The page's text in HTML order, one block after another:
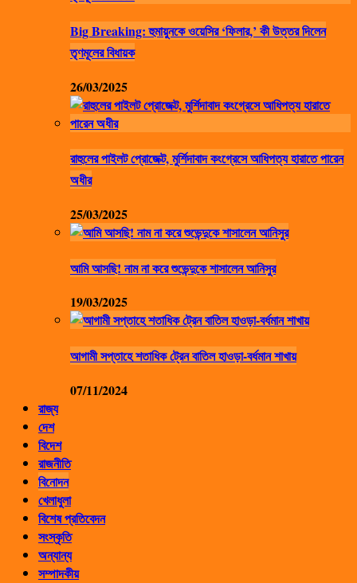
Big Breaking: হুমায়ুনকে ওয়েসির ‘ফিলার,’ কী উত্তর দিলেন
তৃণমূলের বিধায়ক
26/03/2025
রাহুলের পাইলট প্রোজেক্ট, মুর্শিদাবাদ কংগ্রেসে আধিপত্য হারাতে পারেন
অধীর
25/03/2025
আমি আসছি! নাম না করে শুভেন্দুকে শাসালেন আনিসুর
19/03/2025
আগামী সপ্তাহে শতাধিক ট্রেন বাতিল হাওড়া-বর্ধমান শাখায়
07/11/2024
রাজ্য
দেশ
বিদেশ
রাজনীতি
বিনোদন
খেলাধুলা
বিশেষ প্রতিবেদন
সংস্কৃতি
অন্যান্য
সম্পাদকীয়